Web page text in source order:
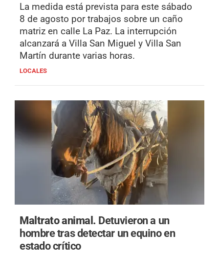
La medida está prevista para este sábado
8 de agosto por trabajos sobre un caño
matriz en calle La Paz. La interrupción
alcanzará a Villa San Miguel y Villa San
Martín durante varias horas.
LOCALES
Maltrato animal. Detuvieron a un
hombre tras detectar un equino en
estado crítico